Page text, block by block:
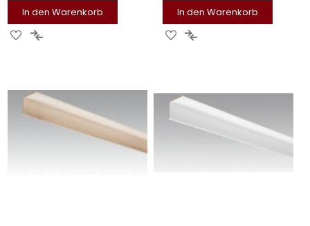
In den Warenkorb
ZURZUR
In den Warenkorb
ZURZUR